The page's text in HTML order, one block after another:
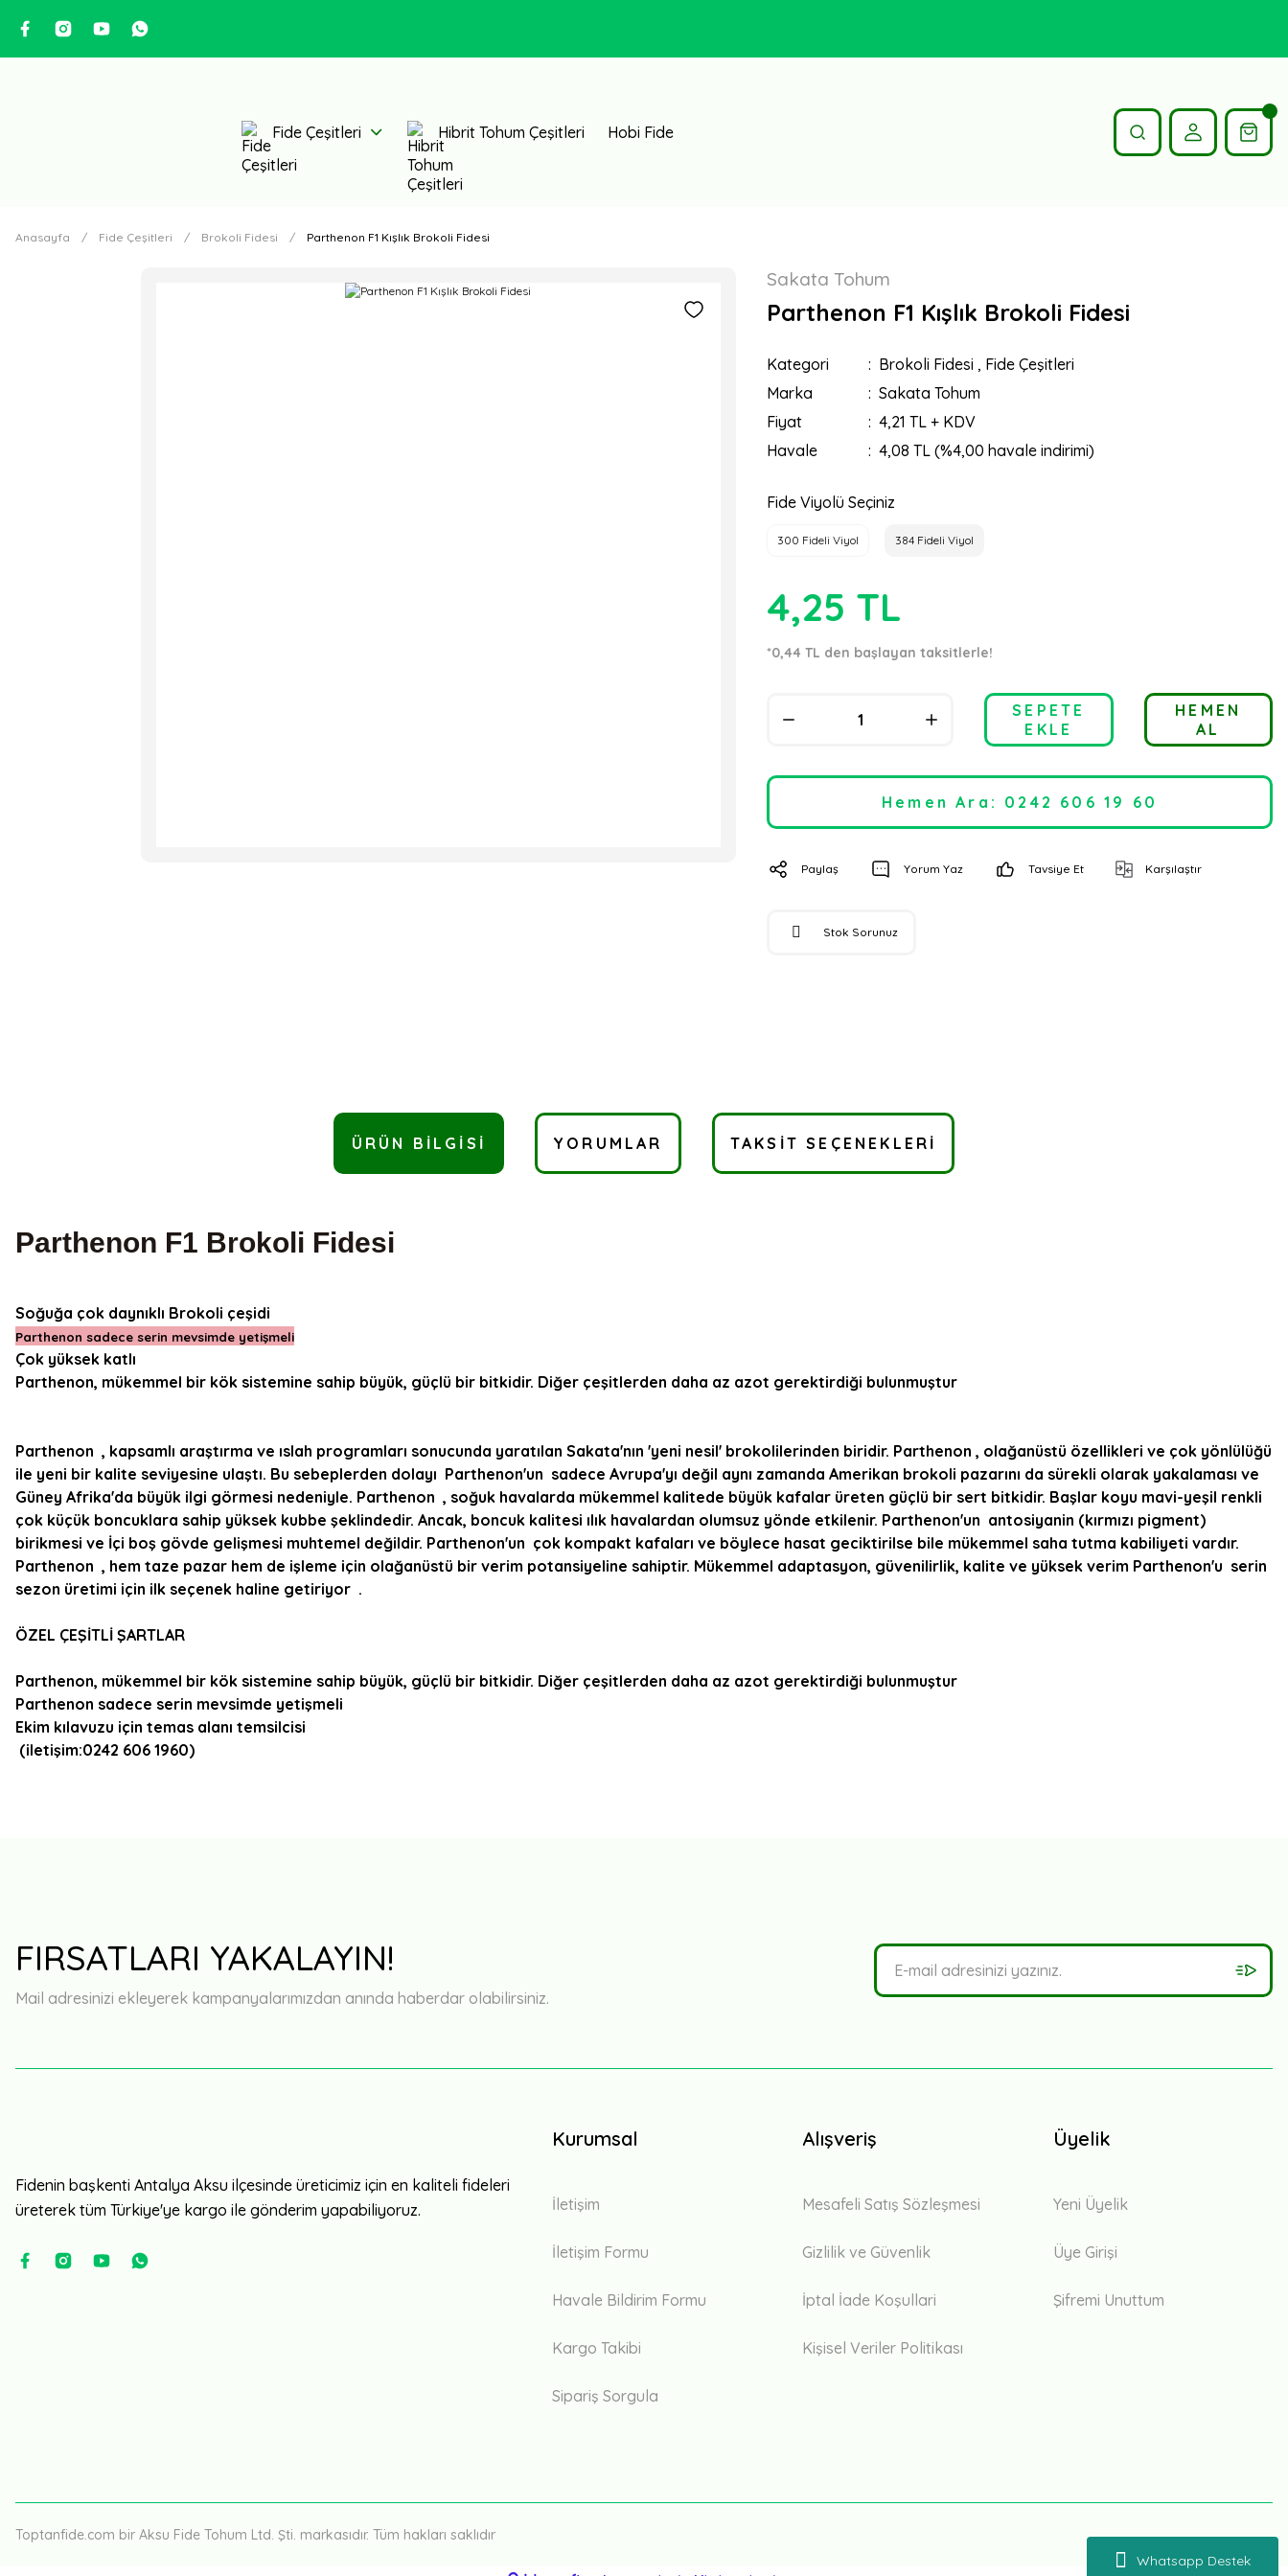
Whatsapp Destek
Fide Çeşitleri Hibrit Tohum Çeşitleri Hobi Fide
Anasayfa Fide Çeşitleri Brokoli Fidesi Parthenon F1 Kışlık Brokoli Fidesi
Sakata Tohum
Parthenon F1 Kışlık Brokoli Fidesi
Kategori Brokoli Fidesi , Fide Çeşitleri
Marka
Sakata Tohum
Fiyat
4,21 TL + KDV
Havale
4,08 TL (%4,00 havale indirimi)
Fide Viyolü Seçiniz
300 Fideli Viyol 384 Fideli Viyol
4,25 TL
*0,44 TL den başlayan taksitlerle!
SEPETE
EKLE
HEMEN
AL
Hemen Ara: 0242 606 19 60
Paylaş Yorum Yaz Tavsiye Et Karşılaştır
Stok Sorunuz
ÜRÜN BILGISI YORUMLAR TAKSIT SEÇENEKLERI
Parthenon F1 Brokoli Fidesi
Soğuğa çok daynıklı Brokoli çeşidi
Parthenon sadece serin mevsimde yetişmeli
Çok yüksek katlı
Parthenon, mükemmel bir kök sistemine sahip büyük, güçlü bir bitkidir. Diğer çeşitlerden daha az azot gerektirdiği bulunmuştur
Parthenon , kapsamlı araştırma ve ıslah programları sonucunda yaratılan Sakata'nın 'yeni nesil' brokolilerinden biridir. Parthenon , olağanüstü özellikleri ve çok yönlülüğü
ile yeni bir kalite seviyesine ulaştı. Bu sebeplerden dolayı Parthenon'un sadece Avrupa'yı değil aynı zamanda Amerikan brokoli pazarını da sürekli olarak yakalaması ve
Güney Afrika'da büyük ilgi görmesi nedeniyle. Parthenon , soğuk havalarda mükemmel kalitede büyük kafalar üreten güçlü bir sert bitkidir. Başlar koyu mavi-yeşil renkli
çok küçük boncuklara sahip yüksek kubbe şeklindedir. Ancak, boncuk kalitesi ılık havalardan olumsuz yönde etkilenir. Parthenon'un antosiyanin (kırmızı pigment)
birikmesi ve İçi boş gövde gelişmesi muhtemel değildir. Parthenon'un çok kompakt kafaları ve böylece hasat geciktirilse bile mükemmel saha tutma kabiliyeti vardır.
Parthenon , hem taze pazar hem de işleme için olağanüstü bir verim potansiyeline sahiptir. Mükemmel adaptasyon, güvenilirlik, kalite ve yüksek verim Parthenon'u serin
sezon üretimi için ilk seçenek haline getiriyor .
ÖZEL ÇEŞİTLİ ŞARTLAR
Parthenon, mükemmel bir kök sistemine sahip büyük, güçlü bir bitkidir. Diğer çeşitlerden daha az azot gerektirdiği bulunmuştur
Parthenon sadece serin mevsimde yetişmeli
Ekim kılavuzu için temas alanı temsilcisi
(iletişim:0242 606 1960)
FIRSATLARI YAKALAYIN!
Mail adresinizi ekleyerek kampanyalarımızdan anında haberdar olabilirsiniz.
Fidenin başkenti Antalya Aksu ilçesinde üreticimiz için en kaliteli fideleri
üreterek tüm Türkiye'ye kargo ile gönderim yapabiliyoruz.
Kurumsal
İletişim
İletişim Formu
Havale Bildirim Formu
Kargo Takibi
Sipariş Sorgula
Alışveriş
Mesafeli Satış Sözleşmesi
Gizlilik ve Güvenlik
İptal İade Koşullari
Kişisel Veriler Politikası
Üyelik
Yeni Üyelik
Üye Girişi
Şifremi Unuttum
Toptanfide.com bir Aksu Fide Tohum Ltd. Şti. markasıdır. Tüm hakları saklıdır